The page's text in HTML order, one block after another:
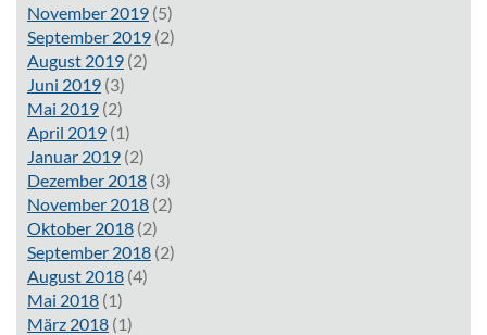
November 2019 (5)
September 2019 (2)
August 2019 (2)
Juni 2019 (3)
Mai 2019 (2)
April 2019 (1)
Januar 2019 (2)
Dezember 2018 (3)
November 2018 (2)
Oktober 2018 (2)
September 2018 (2)
August 2018 (4)
Mai 2018 (1)
März 2018 (1)